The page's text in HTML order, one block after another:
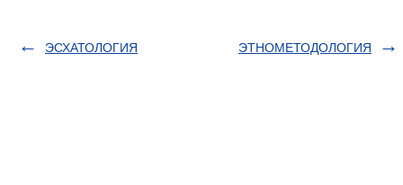
ЭСХАТОЛОГИЯ ЭТНОМЕТОДОЛОГИЯ